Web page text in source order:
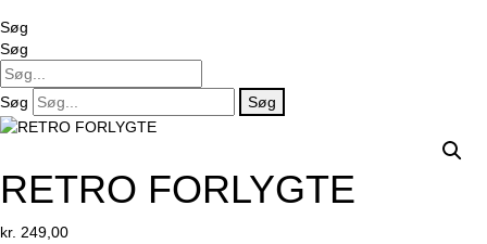
Søg
Søg
Søg Søg
RETRO FORLYGTE
kr. 249,00